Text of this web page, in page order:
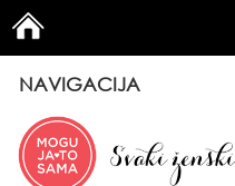
NAVIGACIJA